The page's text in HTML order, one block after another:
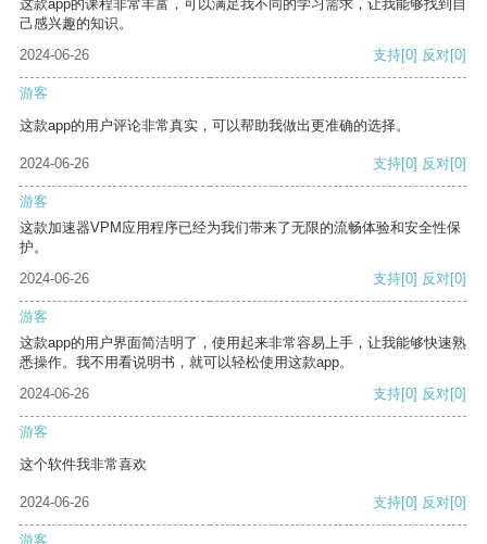
这款app的课程非常丰富，可以满足我不同的学习需求，让我能够找到自
己感兴趣的知识。
2024-06-26
支持[0] 反对[0]
游客
这款app的用户评论非常真实，可以帮助我做出更准确的选择。
2024-06-26 支持[0] 反对[0]
游客
这款加速器VPM应用程序已经为我们带来了无限的流畅体验和安全性保
护。
2024-06-26
支持[0] 反对[0]
游客
这款app的用户界面简洁明了，使用起来非常容易上手，让我能够快速熟
悉操作。我不用看说明书，就可以轻松使用这款app。
2024-06-26
支持[0] 反对[0]
游客
这个软件我非常喜欢
2024-06-26 支持[0] 反对[0]
游客